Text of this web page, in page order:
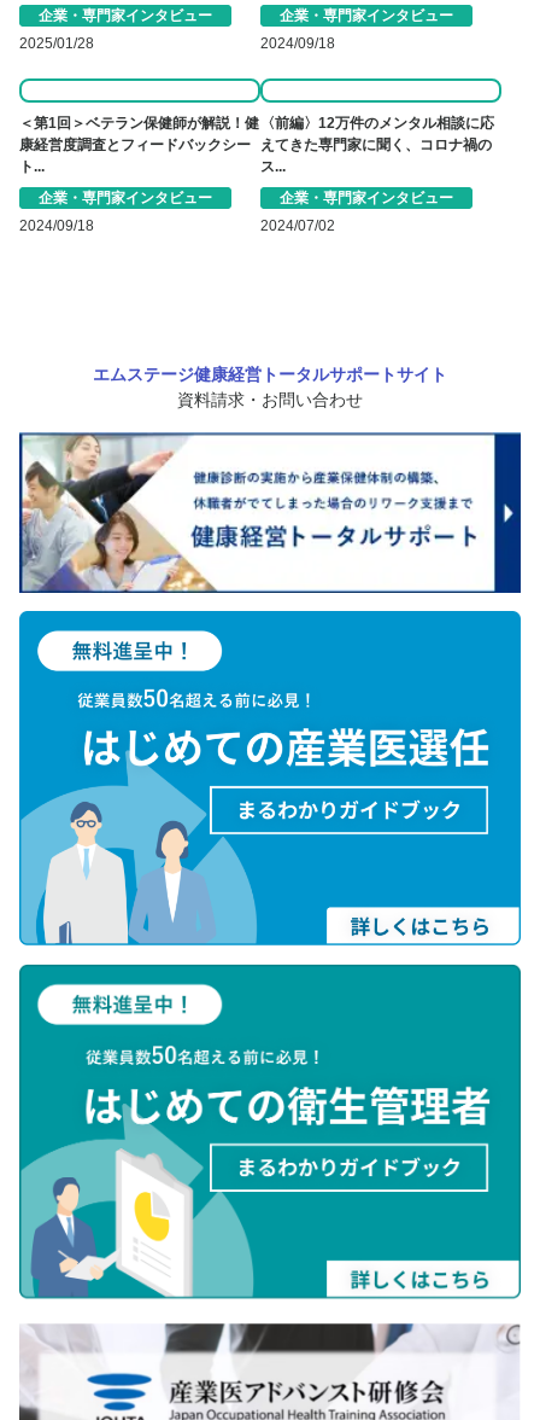
企業・専門家インタビュー
2025/01/28
企業・専門家インタビュー
2024/09/18
＜第1回＞ベテラン保健師が解説！健
康経営度調査とフィードバックシー
ト...
企業・専門家インタビュー
2024/09/18
〈前編〉12万件のメンタル相談に応
えてきた専門家に聞く、コロナ禍の
ス...
企業・専門家インタビュー
2024/07/02
エムステージ健康経営トータルサポートサイト
資料請求・お問い合わせ